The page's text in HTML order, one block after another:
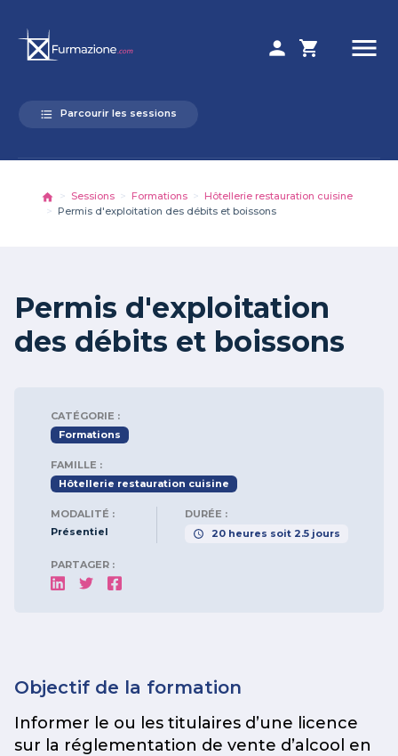
person shopping_cart menu
format_list_bulleted Parcourir les sessions
Sessions Formations
Hôtellerie restauration cuisine
Permis d'exploitation des débits et boissons
Permis d'exploitation
des débits et boissons
CATÉGORIE :
Formations
FAMILLE :
Hôtellerie restauration cuisine
MODALITÉ :
Présentiel
DURÉE :
20 heures soit 2.5 jours
PARTAGER :
Objectif de la formation
Informer le ou les titulaires d’une licence
sur la réglementation de vente d’alcool en